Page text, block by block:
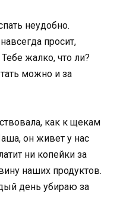
неудобно.
просит,
жалко, что ли?
можно и за
как к щекам
он живет у нас
ни копейки за
наших продуктов.
день убираю за